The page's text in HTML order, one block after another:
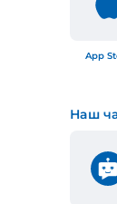
App
Наш